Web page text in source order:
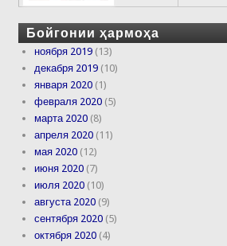
Бойгонии ҳармоҳа
ноября 2019 (13)
декабря 2019 (10)
января 2020 (1)
февраля 2020 (5)
марта 2020 (8)
апреля 2020 (11)
мая 2020 (12)
июня 2020 (7)
июля 2020 (10)
августа 2020 (9)
сентября 2020 (5)
октября 2020 (4)